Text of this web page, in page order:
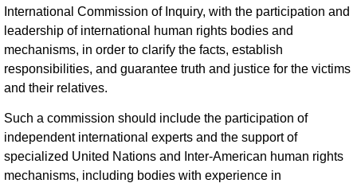
International Commission of Inquiry, with the participation and
leadership of international human rights bodies and
mechanisms, in order to clarify the facts, establish
responsibilities, and guarantee truth and justice for the victims
and their relatives.
Such a commission should include the participation of
independent international experts and the support of
specialized United Nations and Inter-American human rights
mechanisms, including bodies with experience in